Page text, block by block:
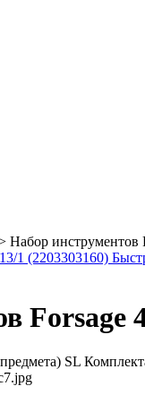
Набор инструментов
1 (2203303160)
Forsage
SL